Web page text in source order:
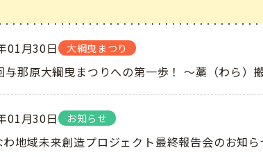
01月30日 大綱曳まつり
与那原大綱曳まつりへの第一歩！ ～藁（わら）
01月30日 お知らせ
わ地域未来創造プロジェクト最終報告会のお知ら